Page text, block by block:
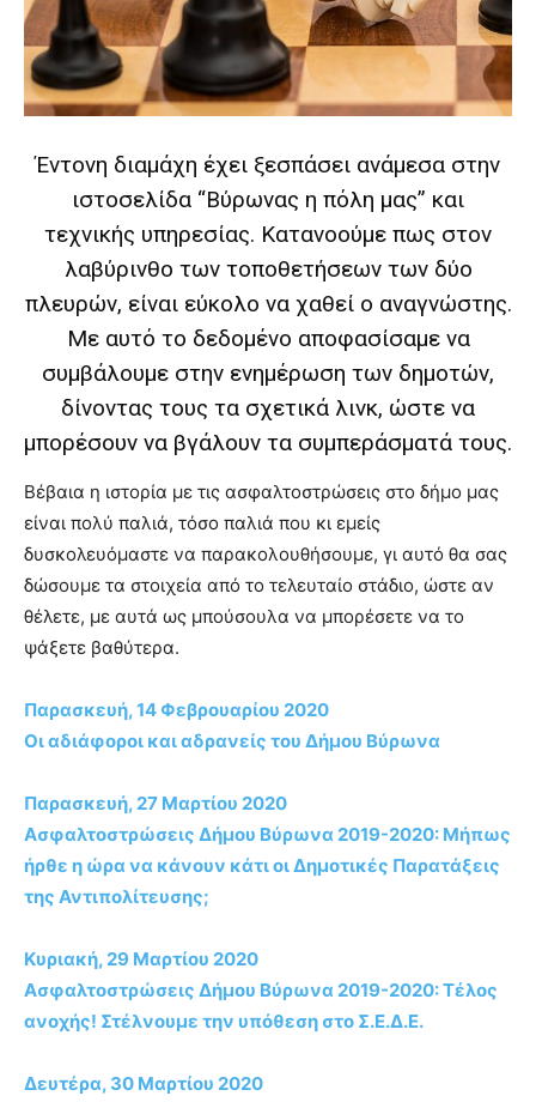
lyons
teaches
you
the
meaning
pain.
porn
Έντονη διαμάχη έχει ξεσπάσει ανάμεσα στην
ιστοσελίδα “Βύρωνας η πόλη μας” και
τεχνικής υπηρεσίας. Κατανοούμε πως στον
λαβύρινθο των τοποθετήσεων των δύο
πλευρών, είναι εύκολο να χαθεί ο αναγνώστης.
Με αυτό το δεδομένο αποφασίσαμε να
συμβάλουμε στην ενημέρωση των δημοτών,
δίνοντας τους τα σχετικά λινκ, ώστε να
μπορέσουν να βγάλουν τα συμπεράσματά τους.
Βέβαια η ιστορία με τις ασφαλτοστρώσεις στο δήμο μας
είναι πολύ παλιά, τόσο παλιά που κι εμείς
δυσκολευόμαστε να παρακολουθήσουμε, γι αυτό θα σας
δώσουμε τα στοιχεία από το τελευταίο στάδιο, ώστε αν
θέλετε, με αυτά ως μπούσουλα να μπορέσετε να το
ψάξετε βαθύτερα.
Παρασκευή, 14 Φεβρουαρίου 2020
Οι αδιάφοροι και αδρανείς του Δήμου Βύρωνα
Παρασκευή, 27 Μαρτίου 2020
Ασφαλτοστρώσεις Δήμου Βύρωνα 2019-2020: Μήπως
ήρθε η ώρα να κάνουν κάτι οι Δημοτικές Παρατάξεις
της Αντιπολίτευσης;
Κυριακή, 29 Μαρτίου 2020
Ασφαλτοστρώσεις Δήμου Βύρωνα 2019-2020: Τέλος
ανοχής! Στέλνουμε την υπόθεση στο Σ.Ε.Δ.Ε.
Δευτέρα, 30 Μαρτίου 2020